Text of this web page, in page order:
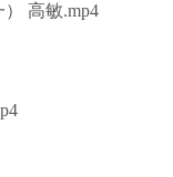
） 高敏.mp4